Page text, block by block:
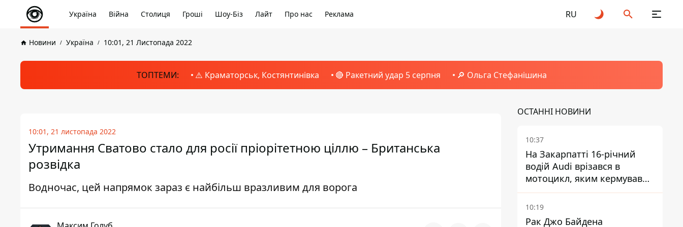
Україна Війна Столиця Гроші Шоу-Біз Лайт Про нас Реклама RU
Новини Україна 10:01, 21 Листопада 2022
ТОПТЕМИ: ⚠️ Краматорськ, Костянтинівка 🔴 Ракетний удар 5 серпня 🔎 Ольга Стефанішина
10:01, 21 листопада 2022
Утримання Сватово стало для росії пріорітетною ціллю – Британська
розвідка
Водночас, цей напрямок зараз є найбільш вразливим для ворога
ОСТАННІ НОВИНИ
10:37
На Закарпатті 16-річний
водій Audi врізався в
мотоцикл, яким кермував
10-річний хлопчик
10:19
Рак Джо Байдена